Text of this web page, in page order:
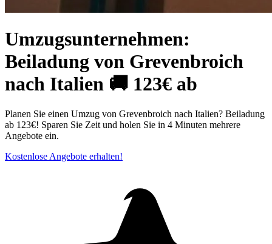
Umzugsunternehmen:
Beiladung von Grevenbroich
nach Italien 🚚 123€ ab
Planen Sie einen Umzug von Grevenbroich nach Italien? Beiladung
ab 123€! Sparen Sie Zeit und holen Sie in 4 Minuten mehrere
Angebote ein.
Kostenlose Angebote erhalten!